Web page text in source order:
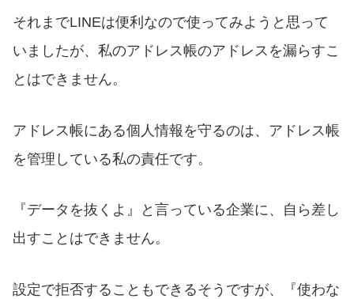
それまでLINEは便利なので使ってみようと思って
いましたが、私のアドレス帳のアドレスを漏らすこ
とはできません。
アドレス帳にある個人情報を守るのは、アドレス帳
を管理している私の責任です。
『データを抜くよ』と言っている企業に、自ら差し
出すことはできません。
設定で拒否することもできるそうですが、『使わな